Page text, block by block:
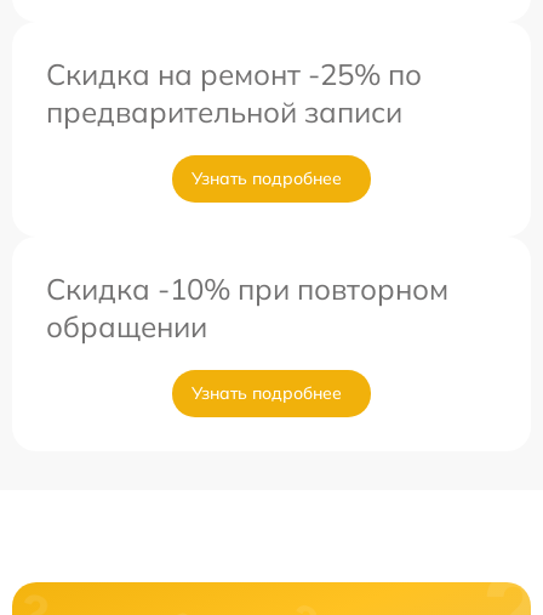
Скидка на ремонт -25% по
предварительной записи
Узнать подробнее
Скидка -10% при повторном
обращении
Узнать подробнее